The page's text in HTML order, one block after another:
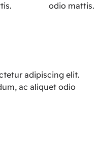
odio mattis.
adipiscing elit.
ac aliquet odio